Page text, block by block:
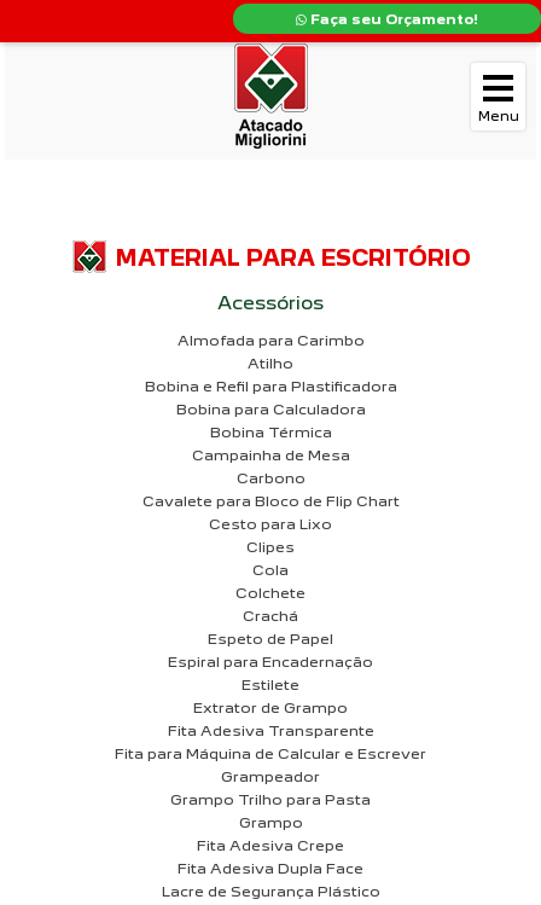
Faça seu Orçamento!
MATERIAL PARA ESCRITÓRIO
Acessórios
Almofada para Carimbo
Atilho
Bobina e Refil para Plastificadora
Bobina para Calculadora
Bobina Térmica
Campainha de Mesa
Carbono
Cavalete para Bloco de Flip Chart
Cesto para Lixo
Clipes
Cola
Colchete
Crachá
Espeto de Papel
Espiral para Encadernação
Estilete
Extrator de Grampo
Fita Adesiva Transparente
Fita para Máquina de Calcular e Escrever
Grampeador
Grampo Trilho para Pasta
Grampo
Fita Adesiva Crepe
Fita Adesiva Dupla Face
Lacre de Segurança Plástico